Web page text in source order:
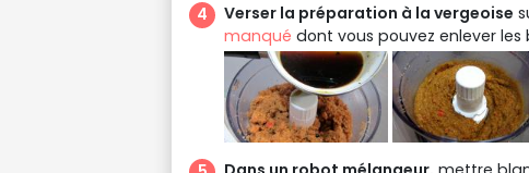
Verser la préparation à la vergeoise
manqué dont vous pouvez enlever les